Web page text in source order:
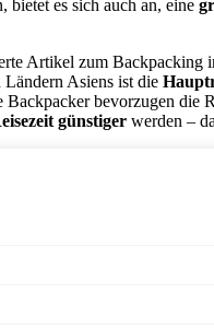
bietet es sich auch an, eine
Artikel zum Backpacking
Asiens ist die
bevorzugen
günstiger werden –